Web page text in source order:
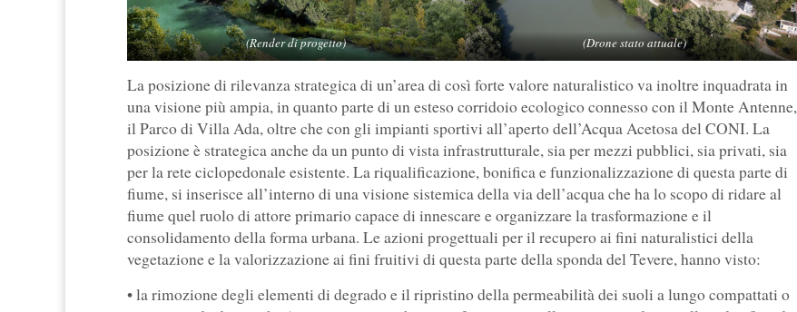
(Render di progetto) (Drone stato attuale)
La posizione di rilevanza strategica di un’area di così forte valore naturalistico va inoltre inquadrata in
una visione più ampia, in quanto parte di un esteso corridoio ecologico connesso con il Monte Antenne,
il Parco di Villa Ada, oltre che con gli impianti sportivi all’aperto dell’Acqua Acetosa del CONI. La
posizione è strategica anche da un punto di vista infrastrutturale, sia per mezzi pubblici, sia privati, sia
per la rete ciclopedonale esistente. La riqualificazione, bonifica e funzionalizzazione di questa parte di
fiume, si inserisce all’interno di una visione sistemica della via dell’acqua che ha lo scopo di ridare al
fiume quel ruolo di attore primario capace di innescare e organizzare la trasformazione e il
consolidamento della forma urbana. Le azioni progettuali per il recupero ai fini naturalistici della
vegetazione e la valorizzazione ai fini fruitivi di questa parte della sponda del Tevere, hanno visto:
• la rimozione degli elementi di degrado e il ripristino della permeabilità dei suoli a lungo compattati o